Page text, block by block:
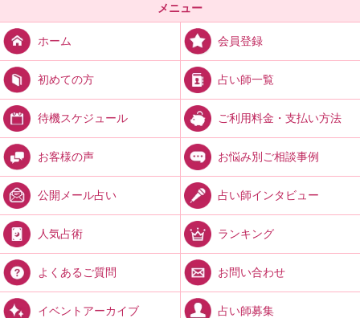
メニュー
ホーム 会員登録
初めての方 占い師一覧
待機スケジュール ご利用料金・支払い方法
お客様の声 お悩み別ご相談事例
公開メール占い 占い師インタビュー
人気占術 ランキング
よくあるご質問 お問い合わせ
イベントアーカイブ 占い師募集